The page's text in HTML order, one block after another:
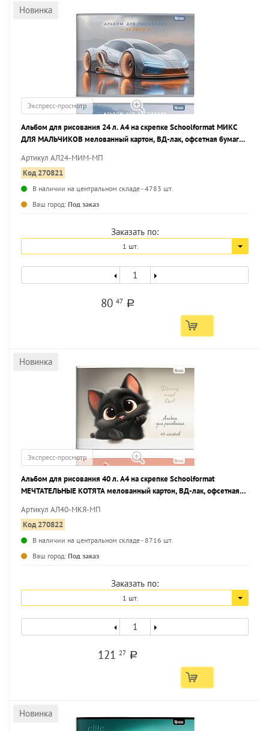
Новинка
Экспресс-просмотр
Альбом для рисования 24 л. А4 на скрепке Schoolformat МИКС
ДЛЯ МАЛЬЧИКОВ мелованный картон, ВД-лак, офсетная бумага,
Артикул АЛ24-МИМ-МП
Код 270821
В наличии на центральном складе - 4783 шт.
Ваш город: Под заказ
Заказать по:
1 шт.
8047 a
Новинка
Экспресс-просмотр
Альбом для рисования 40 л. А4 на скрепке Schoolformat
МЕЧТАТЕЛЬНЫЕ КОТЯТА мелованный картон, ВД-лак, офсетная
Артикул АЛ40-МКЯ-МП
Код 270822
В наличии на центральном складе - 8716 шт.
Ваш город: Под заказ
Заказать по:
1 шт.
12127 a
Новинка